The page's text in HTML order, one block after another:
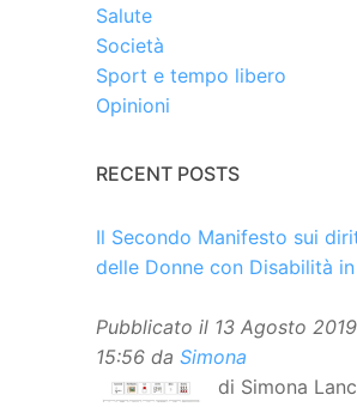
Salute
Società
Sport e tempo libero
Opinioni
RECENT POSTS
Il Secondo Manifesto sui
delle Donne con Disabilità
Pubblicato il 13 Agosto 2019
15:56 da Simona
di Simona